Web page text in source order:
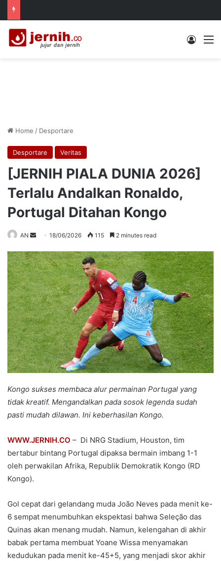
Log In
Home / Desportare
Desportare Veritas
[JERNIH PIALA DUNIA 2026]
Terlalu Andalkan Ronaldo,
Portugal Ditahan Kongo
AN
Send
email
18/06/2026 115 2 minutes read
Kongo sukses membaca alur permainan Portugal yang
tidak kreatif. Mengandalkan pada sosok legenda sudah
pasti mudah dilawan. Ini keberhasilan Kongo.
WWW.JERNIH.CO – Di NRG Stadium, Houston, tim
bertabur bintang Portugal dipaksa bermain imbang 1-1
oleh perwakilan Afrika, Republik Demokratik Kongo (RD
Kongo).
Gol cepat dari gelandang muda João Neves pada menit ke-
6 sempat menumbuhkan ekspektasi bahwa Seleção das
Quinas akan menang mudah. Namun, kelengahan di akhir
babak pertama membuat Yoane Wissa menyamakan
kedudukan pada menit ke-45+5, yang menjadi skor akhir